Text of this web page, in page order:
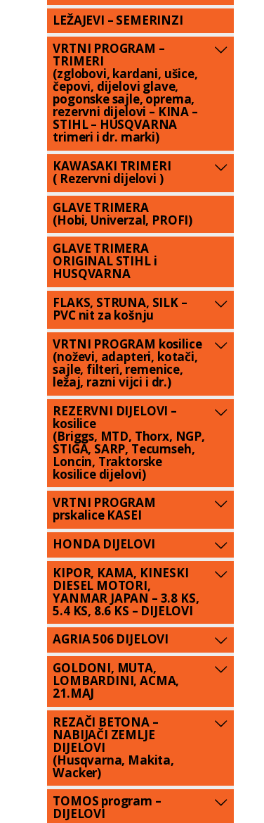
LEŽAJEVI – SEMERINZI
VRTNI PROGRAM –
TRIMERI
(zglobovi, kardani, ušice,
čepovi, dijelovi glave,
pogonske sajle, oprema,
rezervni dijelovi – KINA –
STIHL – HUSQVARNA
trimeri i dr. marki)
KAWASAKI TRIMERI
( Rezervni dijelovi )
GLAVE TRIMERA
(Hobi, Univerzal, PROFI)
GLAVE TRIMERA
ORIGINAL STIHL i
HUSQVARNA
FLAKS, STRUNA, SILK –
PVC nit za košnju
VRTNI PROGRAM kosilice
(noževi, adapteri, kotači,
sajle, filteri, remenice,
ležaj, razni vijci i dr.)
REZERVNI DIJELOVI –
kosilice
(Briggs, MTD, Thorx, NGP,
STIGA, SARP, Tecumseh,
Loncin, Traktorske
kosilice dijelovi)
VRTNI PROGRAM
prskalice KASEI
HONDA DIJELOVI
KIPOR, KAMA, KINESKI
DIESEL MOTORI,
YANMAR JAPAN – 3.8 KS,
5.4 KS, 8.6 KS – DIJELOVI
AGRIA 506 DIJELOVI
GOLDONI, MUTA,
LOMBARDINI, ACMA,
21.MAJ
REZAČI BETONA –
NABIJAČI ZEMLJE
DIJELOVI
(Husqvarna, Makita,
Wacker)
TOMOS program –
DIJELOVI